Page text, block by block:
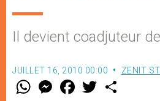
Il devient coadjuteur
JUILLET 16, 2010 00:00 ZENIT
W M
e
F
a w